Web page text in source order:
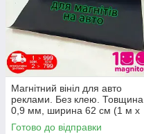
Магнітний вініл для авто
реклами. Без клею. Товщина
0,9 мм, ширина 62 см (1 м х
0,62 м)
Готово до відправки